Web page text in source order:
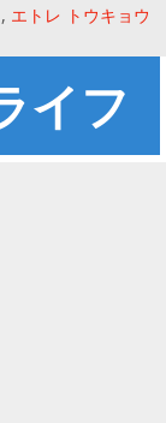
, エトレ トウキョウ
イフ